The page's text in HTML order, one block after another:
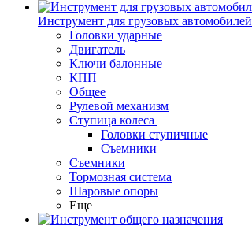
Инструмент для грузовых автомобилей
Головки ударные
Двигатель
Ключи балонные
КПП
Общее
Рулевой механизм
Ступица колеса
Головки ступичные
Съемники
Съемники
Тормозная система
Шаровые опоры
Еще